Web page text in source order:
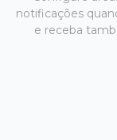
notificações
e receba